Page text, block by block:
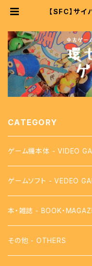
【SFC】サ
ーム通販
CATEGORY
ゲーム機本体 - VIDEO
ゲームソフト - VEDEO
【FC】ファミコン -
【FDS】ディスクシステム -
本・雑誌 - BOOK・
攻略本
その他 - OTHERS